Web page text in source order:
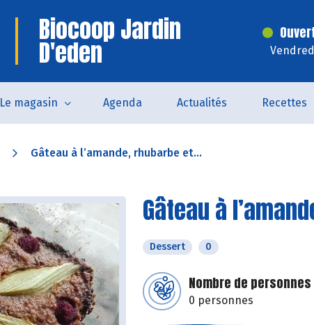
Biocoop Jardin
D'eden
Le magasin Agenda Actualités Recettes
Gâteau à l’amande, rhubarbe et...
Gâteau à
Dessert 0
Nombre de personnes
0 personnes